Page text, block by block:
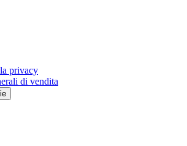
privacy
di vendita